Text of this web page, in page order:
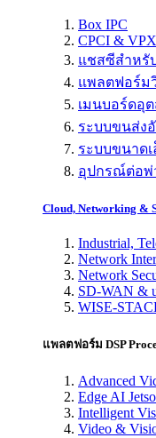
Box IPC
CPCI & VPX
แชสซีสำหรั
แพลตฟอร์ม
เมนบอร์ดอุ
ระบบขนส่ง
ระบบขนาดเ
อุปกรณ์ต่อพ่
Cloud, Networking &
Industrial,
Network
Network
SD-WAN &
WISE-
แพลตฟอร์ม DSP
Advanced
Edge AI
Intelligent
Video &